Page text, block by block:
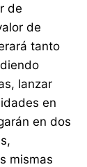
de
de
tanto
lanzar
en
en dos
mismas